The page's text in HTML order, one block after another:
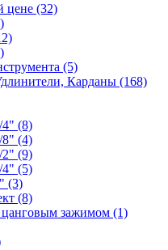
цене (32)
(5)
Карданы (168)
4" (8)
8" (4)
2" (9)
4" (5)
(3)
(8)
зажимом (1)